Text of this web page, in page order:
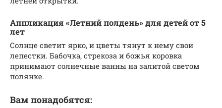
Аппликация «Летний полдень» для детей от 5
лет
Солнце светит ярко, и цветы тянут к нему свои
лепестки. Бабочка, стрекоза и божья коровка
принимают солнечные ванны на залитой светом
полянке.
Вам понадобятся: